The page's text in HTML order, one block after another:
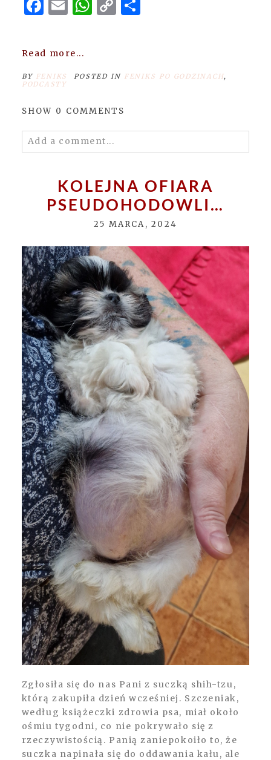
Link
Read more...
BY FENIKS POSTED IN FENIKS PO GODZINACH,
PODCASTY
SHOW 0 COMMENTS
Add a comment...
Required fields are marked *
POST COMMENT
KOLEJNA OFIARA
PSEUDOHODOWLI…
25 MARCA, 2024
Zgłosiła się do nas Pani z suczką shih-tzu,
którą zakupiła dzień wcześniej. Szczeniak,
według książeczki zdrowia psa, miał około
ośmiu tygodni, co nie pokrywało się z
rzeczywistością. Panią zaniepokoiło to, że
suczka napinała się do oddawania kału, ale